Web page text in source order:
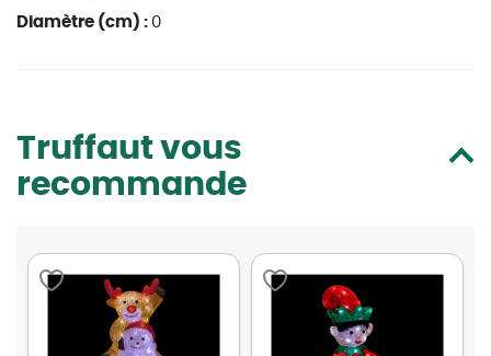
Diamètre (cm) : 0
Truffaut vous
recommande